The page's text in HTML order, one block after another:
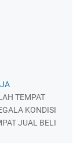
TEMPAT
KONDISI
JUAL BELI